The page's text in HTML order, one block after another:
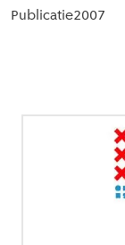
Publicatie2007